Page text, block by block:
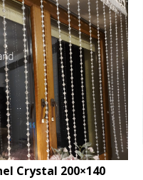
Crystal 200×140